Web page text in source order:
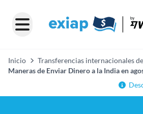
Inicio Transferencias internacionales
Maneras de Enviar Dinero a la India en